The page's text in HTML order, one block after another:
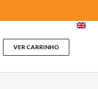
VER CARRINHO